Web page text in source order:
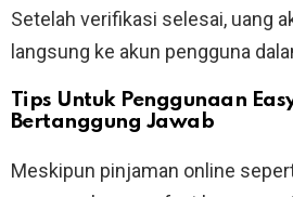
Setelah verifikasi selesai, uang
langsung ke akun pengguna
Tips Untuk Penggunaan
Bertanggung Jawab
Meskipun pinjaman online